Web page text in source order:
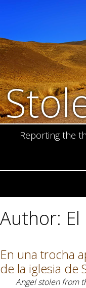
Reporting the
Author:
En una trocha
de la iglesia de
Angel stolen from